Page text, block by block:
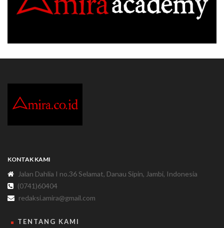
KONTAK KAMI
Jalan Dahlia I no.36 Selamat, Danau Sipin, Jambi, Indonesia
(0741)60404
redaksi.amira@gmail.com
TENTANG KAMI